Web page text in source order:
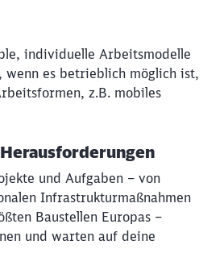
individuelle Arbeitsmodelle
wenn es betrieblich möglich ist,
z.B. mobiles
und Aufgaben – von
Infrastrukturmaßnahmen
Baustellen Europas –
und warten auf deine